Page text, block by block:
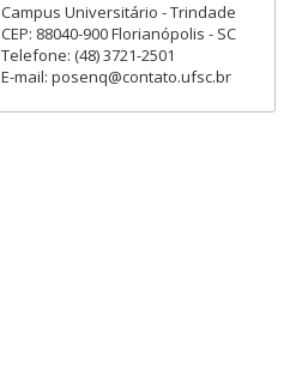
Campus Universitário - Trindade
CEP: 88040-900 Florianópolis - SC
Telefone: (48) 3721-2501
E-mail: posenq@contato.ufsc.br